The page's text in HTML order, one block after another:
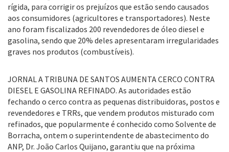
rígida, para corrigir os prejuízos que estão sendo causados
aos consumidores (agricultores e transportadores). Neste
ano foram fiscalizados 200 revendedores de óleo diesel e
gasolina, sendo que 20% deles apresentaram irregularidades
graves nos produtos (combustíveis).
JORNAL A TRIBUNA DE SANTOS AUMENTA CERCO CONTRA
DIESEL E GASOLINA REFINADO. As autoridades estão
fechando o cerco contra as pequenas distribuidoras, postos e
revendedores e TRRs, que vendem produtos misturado com
refinados, que popularmente é conhecido como Solvente de
Borracha, ontem o superintendente de abastecimento do
ANP, Dr. João Carlos Quijano, garantiu que na próxima